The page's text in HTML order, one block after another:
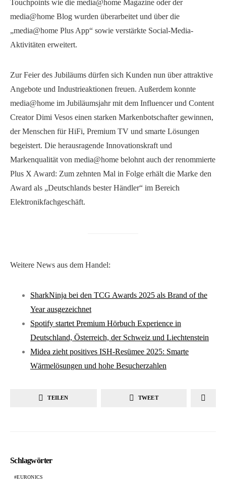
Touchpoints wie die media@home Magazine oder der
media@home Blog wurden überarbeitet und über die
„media@home Plus App“ sowie verstärkte Social-Media-
Aktivitäten erweitert.
Zur Feier des Jubiläums dürfen sich Kunden nun über attraktive
Angebote und Industrieaktionen freuen. Außerdem konnte
media@home im Jubiläumsjahr mit dem Influencer und Content
Creator Dimi Vesos einen starken Markenbotschafter gewinnen,
der Menschen für HiFi, Premium TV und smarte Lösungen
begeistert. Die herausragende Innovationskraft und
Markenqualität von media@home belohnt auch der renommierte
Plus X Award: Zum zehnten Mal in Folge erhält die Marke den
Award als „Deutschlands bester Händler“ im Bereich
Elektronikfachgeschäft.
Weitere News aus dem Handel:
SharkNinja bei den TCG Awards 2025 als Brand of the
Year ausgezeichnet
Spotify startet Premium Hörbuch Experience in
Deutschland, Österreich, der Schweiz und Liechtenstein
Midea zieht positives ISH-Resümee 2025: Smarte
Wärmelösungen und hohe Besucherzahlen
TEILEN TWEET
Schlagwörter
EURONICS